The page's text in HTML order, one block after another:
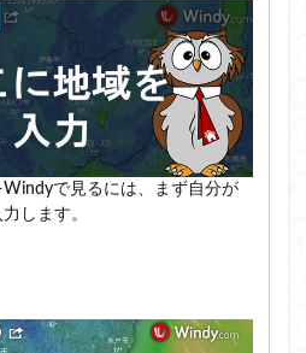
で見るには、まず自分が
します。